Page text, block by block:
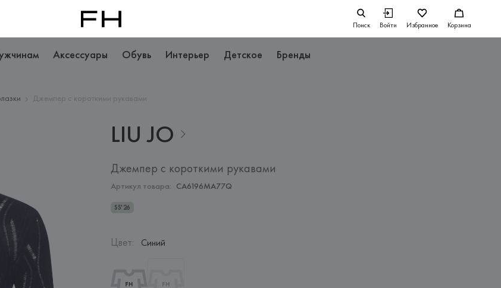
Поиск Войти Избранное Корзина
Аксессуары Обувь Интерьер Детское Бренды
Джемпер с короткими рукавами
LIU JO
Джемпер с короткими рукавами
Артикул товара: CA6196MA77Q
SS'26
Цвет: Синий